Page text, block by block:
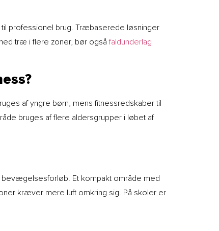
professionel brug. Træbaserede løsninger
træ i flere zoner, bør ogsåfaldunderlag
af yngre børn, mens fitnessredskaber til
bruges af flere aldersgrupper i løbet af
Et kompakt område med
kræver mere luft omkring sig. På skoler er